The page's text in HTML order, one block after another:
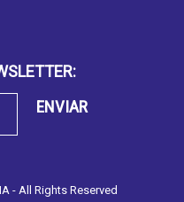
ENVIAR
- All Rights Reserved